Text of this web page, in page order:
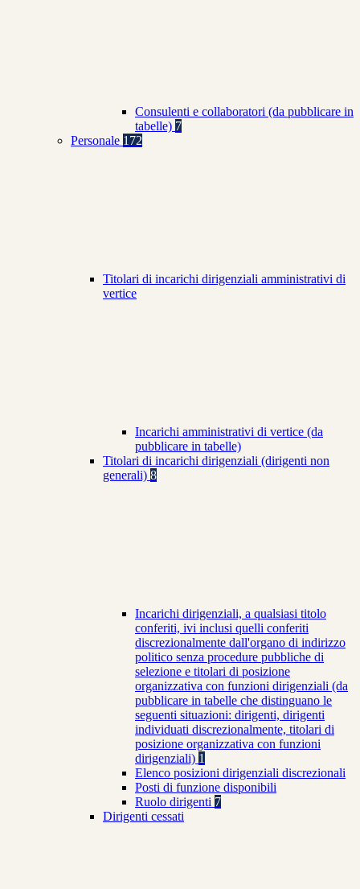
Consulenti e collaboratori (da pubblicare in
tabelle) 7
Personale 172
Titolari di incarichi dirigenziali amministrativi di
vertice
Incarichi amministrativi di vertice (da
pubblicare in tabelle)
Titolari di incarichi dirigenziali (dirigenti non
generali) 8
Incarichi dirigenziali, a qualsiasi titolo
conferiti, ivi inclusi quelli conferiti
discrezionalmente dall'organo di indirizzo
politico senza procedure pubbliche di
selezione e titolari di posizione
organizzativa con funzioni dirigenziali (da
pubblicare in tabelle che distinguano le
seguenti situazioni: dirigenti, dirigenti
individuati discrezionalmente, titolari di
posizione organizzativa con funzioni
dirigenziali) 1
Elenco posizioni dirigenziali discrezionali
Posti di funzione disponibili
Ruolo dirigenti 7
Dirigenti cessati